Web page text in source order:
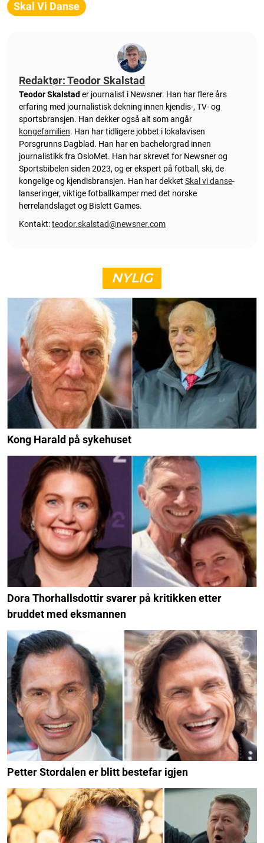
Skal Vi Danse
Redaktør: Teodor Skalstad
Teodor Skalstad er journalist i Newsner. Han har flere års
erfaring med journalistisk dekning innen kjendis-, TV- og
sportsbransjen. Han dekker også alt som angår
kongefamilien. Han har tidligere jobbet i lokalavisen
Porsgrunns Dagblad. Han har en bachelorgrad innen
journalistikk fra OsloMet. Han har skrevet for Newsner og
Sportsbibelen siden 2023, og er ekspert på fotball, ski, de
kongelige og kjendisbransjen. Han har dekket Skal vi danse-
lanseringer, viktige fotballkamper med det norske
herrelandslaget og Bislett Games.
Kontakt:teodor.skalstad@newsner.com
NYLIG
Kong Harald på sykehuset
Dora Thorhallsdottir svarer på kritikken etter
bruddet med eksmannen
Petter Stordalen er blitt bestefar igjen